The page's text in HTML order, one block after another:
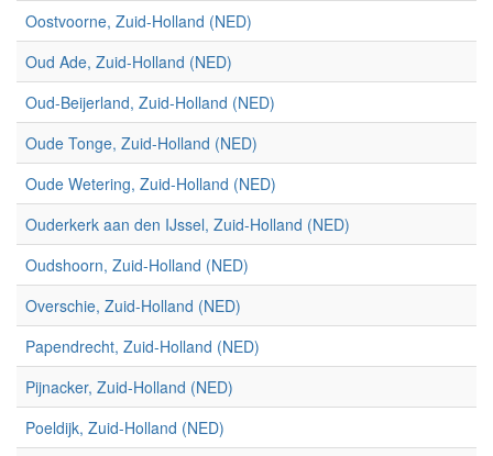
Oostvoorne, Zuid-Holland (NED)
Oud Ade, Zuid-Holland (NED)
Oud-Beijerland, Zuid-Holland (NED)
Oude Tonge, Zuid-Holland (NED)
Oude Wetering, Zuid-Holland (NED)
Ouderkerk aan den IJssel, Zuid-Holland (NED)
Oudshoorn, Zuid-Holland (NED)
Overschie, Zuid-Holland (NED)
Papendrecht, Zuid-Holland (NED)
Pijnacker, Zuid-Holland (NED)
Poeldijk, Zuid-Holland (NED)